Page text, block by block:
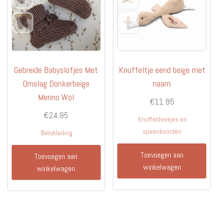
Gebreide Babyslofjes Met
Omslag Donkerbeige
Merino Wol
€24.95
Babykleding
Toevoegen aan
winkelwagen
Knuffeltje eend beige met
naam
€11.95
Knuffeldoekjes en
speenkoorden
Toevoegen aan
winkelwagen